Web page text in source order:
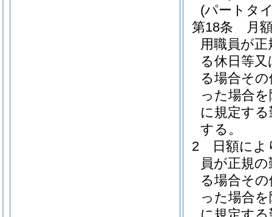
(パートタ
第18条
月
用職員が
る休日等
る場合そ
った場合
に規定す
する。
2
日額に
員が正規
る場合そ
った場合